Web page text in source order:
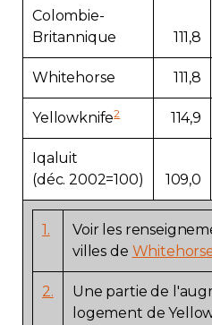
Colombie-
Britannique
111,8
Whitehorse 111,8
Yellowknife2 114,9
Iqaluit
(déc. 2002=100)
109,0
1.
Voir les
villes de
2.
Une partie de
logement de